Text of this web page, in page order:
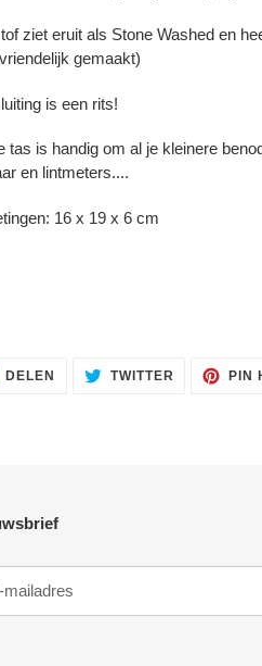
ziet eruit als Stone Washed en
gemaakt)
is een rits!
tas is handig om al je kleinere
en lintmeters....
16 x 19 x 6 cm
DELEN
DELEN TWITTER TWITTEREN
PIN
te bekijken.